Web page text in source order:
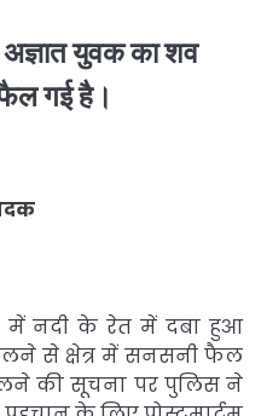
युवक का शव
गई है।
में नदी के रेत में दबा हुआ
से क्षेत्र में सनसनी फैल
की सूचना पर पुलिस ने